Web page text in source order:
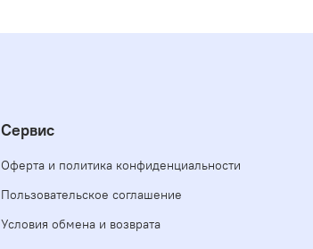
Сервис
Оферта и политика конфиденциальности
Пользовательское соглашение
Условия обмена и возврата